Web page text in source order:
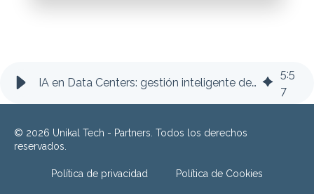
IA en Data Centers: gestión inteligente de sostenibilidad
5:5
7
© 2026 Unikal Tech - Partners. Todos los derechos
reservados.
Política de privacidad Política de Cookies